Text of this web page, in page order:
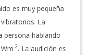
es muy pequeña
La
persona hablando
Wm-2. La audición es